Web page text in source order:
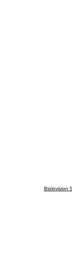
Biolovision